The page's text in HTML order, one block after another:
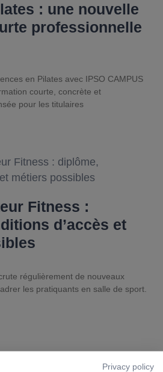
: une nouvelle
professionnelle
en Pilates avec IPSO CAMPUS
courte, concrète et
pour les titulaires
Fitness :
d’accès et
régulièrement de nouveaux
les pratiquants en salle de sport.
Privacy policy